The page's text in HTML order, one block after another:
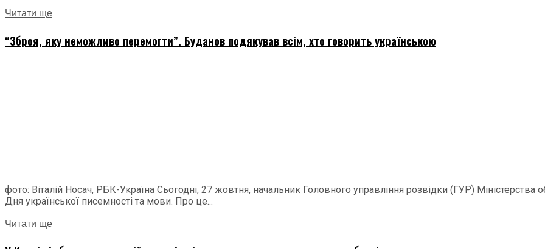
Читати ще
“Зброя, яку неможливо перемогти”. Буданов подякував всім, хто говорить українською
фото: Віталій Носач, РБК-Україна Сьогодні, 27 жовтня, начальник Головного управління розвідки (ГУР)
Дня української писемності та мови. Про це...
Читати ще